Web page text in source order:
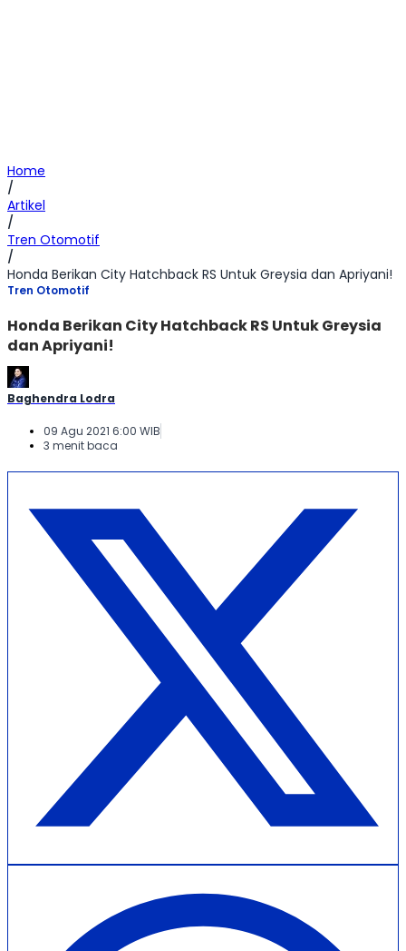
Home
/
Artikel
/
Tren Otomotif
/
Honda Berikan City Hatchback RS Untuk Greysia dan Apriyani!
Tren Otomotif
Honda Berikan City Hatchback RS Untuk Greysia
dan Apriyani!
Baghendra Lodra
09 Agu 2021 6:00 WIB
3 menit baca